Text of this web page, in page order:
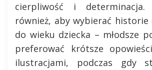
cierpliwość i
również, aby wybierać historie
do wieku dziecka – młodsze
preferować krótsze
ilustracjami, podczas gdy